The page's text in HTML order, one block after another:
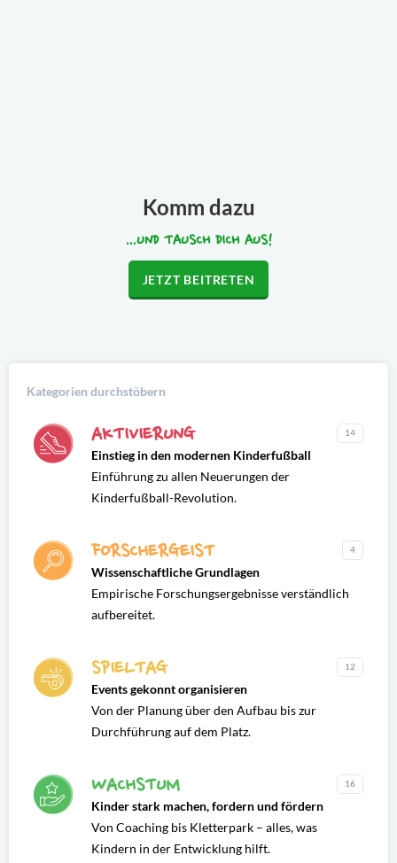
Komm dazu
...UND TAUSCH DICH AUS!
JETZT BEITRETEN
Kategorien durchstöbern
AKTIVIERUNG 14
Einstieg in den modernen Kinderfußball
Einführung zu allen Neuerungen der
Kinderfußball-Revolution.
FORSCHERGEIST 4
Wissenschaftliche Grundlagen
Empirische Forschungsergebnisse verständlich
aufbereitet.
SPIELTAG 12
Events gekonnt organisieren
Von der Planung über den Aufbau bis zur
Durchführung auf dem Platz.
WACHSTUM 16
Kinder stark machen, fordern und fördern
Von Coaching bis Kletterpark – alles, was
Kindern in der Entwicklung hilft.